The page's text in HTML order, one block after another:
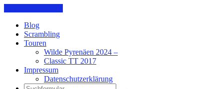
Blog
Scrambling
Touren
Wilde Pyrenäen 2024 –
Classic TT 2017
Impressum
Datenschutzerklärung